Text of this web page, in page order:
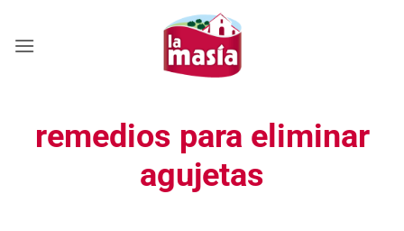
contenido
remedios para eliminar
agujetas